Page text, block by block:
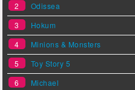
2
Odissea
3
Hokum
4
Minions & Monsters
5
Toy Story 5
6
Michael